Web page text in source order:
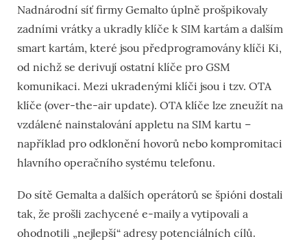
Nadnárodní síť firmy Gemalto úplně prošpikovaly
zadními vrátky a ukradly klíče k SIM kartám a dalším
smart kartám, které jsou předprogramovány klíči Ki,
od nichž se derivují ostatní klíče pro GSM
komunikaci. Mezi ukradenými klíči jsou i tzv. OTA
klíče (over-the-air update). OTA klíče lze zneužít na
vzdálené nainstalování appletu na SIM kartu –
například pro odklonění hovorů nebo kompromitaci
hlavního operačního systému telefonu.
Do sítě Gemalta a dalších operátorů se špióni dostali
tak, že prošli zachycené e-maily a vytipovali a
ohodnotili „nejlepší“ adresy potenciálních cílů.